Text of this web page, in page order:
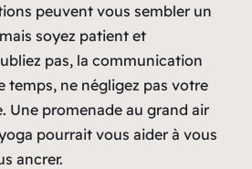
peuvent vous sembler un
soyez patient et
pas, la communication
temps, ne négligez pas votre
Une promenade au grand air
pourrait vous aider à vous
ancrer.